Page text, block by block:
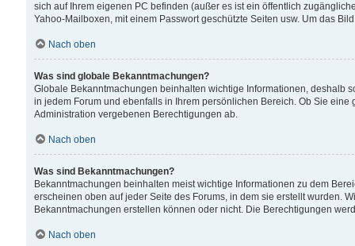
sich auf Ihrem eigenen PC befinden (außer es ist ein öffentlich
Yahoo-Mailboxen, mit einem Passwort geschützte Seiten usw. Um das
Nach oben
Was sind globale Bekanntmachungen?
Globale Bekanntmachungen beinhalten wichtige Informationen, deshalb
in jedem Forum und ebenfalls in Ihrem persönlichen Bereich. Ob Sie
Administration vergebenen Berechtigungen ab.
Nach oben
Was sind Bekanntmachungen?
Bekanntmachungen beinhalten meist wichtige Informationen zu dem
erscheinen oben auf jeder Seite des Forums, in dem sie erstellt wurden.
Bekanntmachungen erstellen können oder nicht. Die Berechtigungen
Nach oben